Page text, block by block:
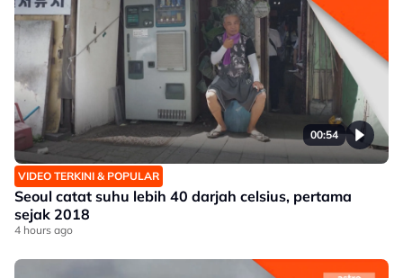
00:54
VIDEO TERKINI & POPULAR
Seoul catat suhu lebih 40 darjah celsius, pertama
sejak 2018
4 hours ago